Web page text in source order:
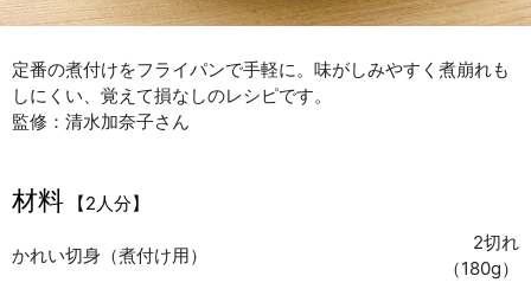
定番の煮付けをフライパンで手軽に。味がしみやすく煮崩れも
しにくい、覚えて損なしのレシピです。
監修：清水加奈子さん
材料 【2人分】
かれい切身（煮付け用）
2切れ
（180g）